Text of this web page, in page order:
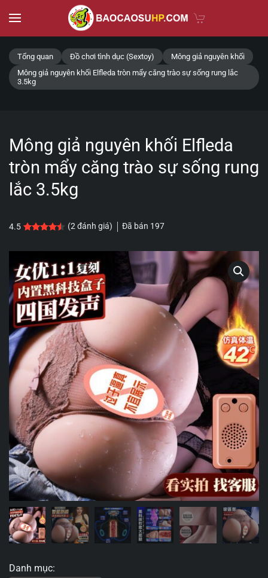
Skip to main content
Tổng quan Đồ chơi tình dục (Sextoy)
Mông giả nguyên khối
Mông giả nguyên khối Elfleda tròn mẩy căng trào sự sống rung lắc
3.5kg
Mông giả nguyên khối Elfleda
tròn mẩy căng trào sự sống rung
lắc 3.5kg
4.5 4.5 trên 5 dựa trên
2 đánh giá
(2đánh giá) Đã bán 197